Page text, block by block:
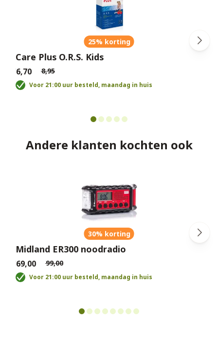
25% korting
Care Plus O.R.S. Kids
€6,70 €8,95
Voor 21:00 uur besteld, maandag in huis
Andere klanten kochten ook
30% korting
Midland ER300 noodradio
€69,00 €99,00
Voor 21:00 uur besteld, maandag in huis